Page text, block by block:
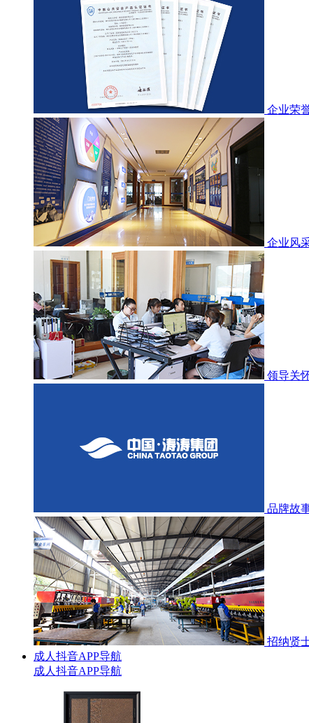
企业荣
企业风
领导关
品牌故
招纳贤
成人抖音APP导航
成人抖音APP导航